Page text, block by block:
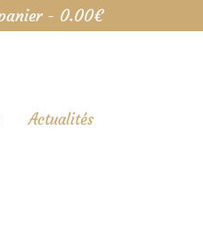
- 0.00€
Actualités